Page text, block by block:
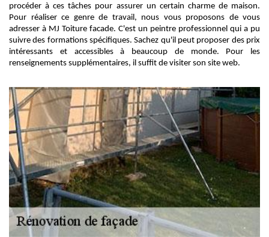
procéder à ces tâches pour assurer un certain charme de maison.
Pour réaliser ce genre de travail, nous vous proposons de vous
adresser à MJ Toiture facade. C'est un peintre professionnel qui a pu
suivre des formations spécifiques. Sachez qu'il peut proposer des prix
intéressants et accessibles à beaucoup de monde. Pour les
renseignements supplémentaires, il suffit de visiter son site web.